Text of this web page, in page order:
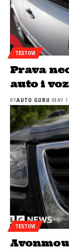
TESTOVI
Prava
auto i
BYAUTO GURU MAY
TESTOVI